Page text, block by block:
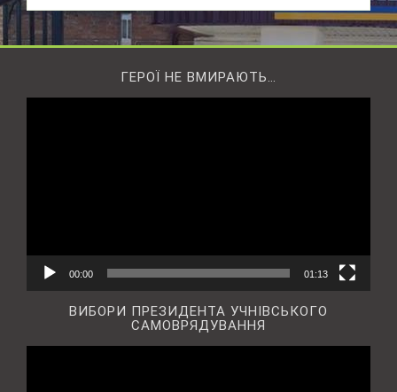
ГЕРОЇ НЕ ВМИРАЮТЬ…
00:00 01:13
ВИБОРИ ПРЕЗИДЕНТА УЧНІВСЬКОГО
САМОВРЯДУВАННЯ